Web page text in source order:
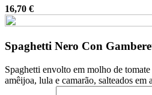
16,70 €
Spaghetti Nero Con
Spaghetti envolto em molho de
amêijoa, lula e camarão, salteados em